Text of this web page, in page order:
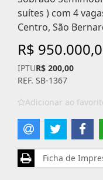
suítes ) com 4
Centro, São
R$
IPTUR$ 200,00
REF. SB-1367
Adicionar ao
Ficha de